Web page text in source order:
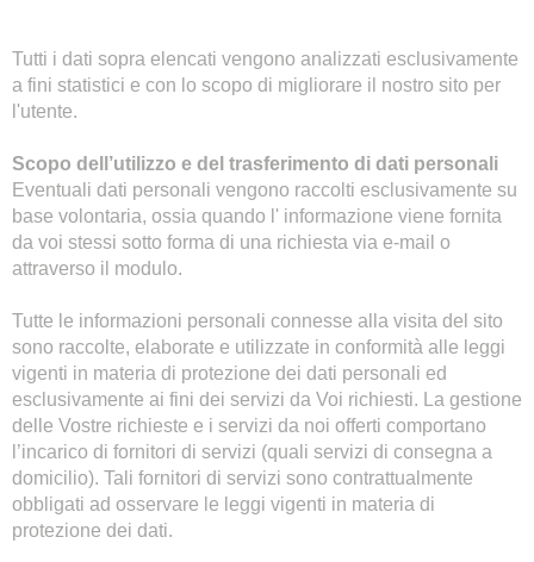
Tutti i dati sopra elencati vengono analizzati esclusivamente
a fini statistici e con lo scopo di migliorare il nostro sito per
l'utente.
Scopo dell’utilizzo e del trasferimento di dati personali
Eventuali dati personali vengono raccolti esclusivamente su
base volontaria, ossia quando l' informazione viene fornita
da voi stessi sotto forma di una richiesta via e-mail o
attraverso il modulo.
Tutte le informazioni personali connesse alla visita del sito
sono raccolte, elaborate e utilizzate in conformità alle leggi
vigenti in materia di protezione dei dati personali ed
esclusivamente ai fini dei servizi da Voi richiesti. La gestione
delle Vostre richieste e i servizi da noi offerti comportano
l’incarico di fornitori di servizi (quali servizi di consegna a
domicilio). Tali fornitori di servizi sono contrattualmente
obbligati ad osservare le leggi vigenti in materia di
protezione dei dati.